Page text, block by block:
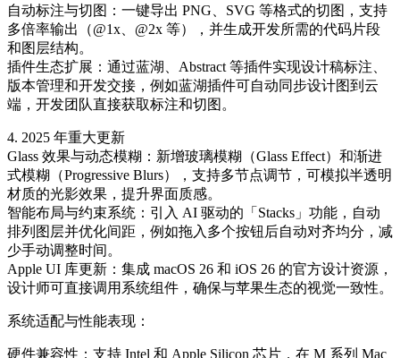
自动标注与切图：一键导出 PNG、SVG 等格式的切图，支持
多倍率输出（@1x、@2x 等），并生成开发所需的代码片段
和图层结构。
插件生态扩展：通过蓝湖、Abstract 等插件实现设计稿标注、
版本管理和开发交接，例如蓝湖插件可自动同步设计图到云
端，开发团队直接获取标注和切图。
4. 2025 年重大更新
Glass 效果与动态模糊：新增玻璃模糊（Glass Effect）和渐进
式模糊（Progressive Blurs），支持多节点调节，可模拟半透明
材质的光影效果，提升界面质感。
智能布局与约束系统：引入 AI 驱动的「Stacks」功能，自动
排列图层并优化间距，例如拖入多个按钮后自动对齐均分，减
少手动调整时间。
Apple UI 库更新：集成 macOS 26 和 iOS 26 的官方设计资源，
设计师可直接调用系统组件，确保与苹果生态的视觉一致性。
系统适配与性能表现：
硬件兼容性：支持 Intel 和 Apple Silicon 芯片，在 M 系列 Mac